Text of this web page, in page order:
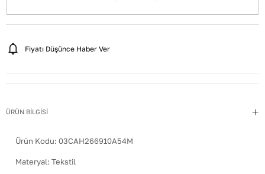
Fiyatı Düşünce Haber Ver
ÜRÜN BİLGİSİ
Ürün Kodu: 03CAH266910A54M
Materyal: Tekstil